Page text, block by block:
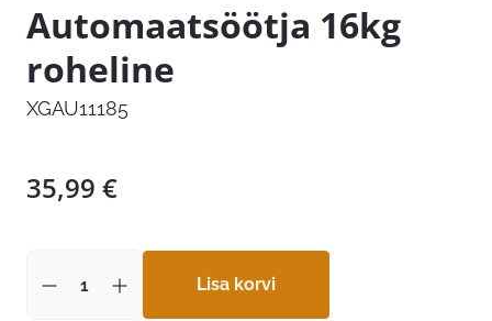
Automaatsöötja 16kg
roheline
XGAU11185
35,99 €
Lisa korvi